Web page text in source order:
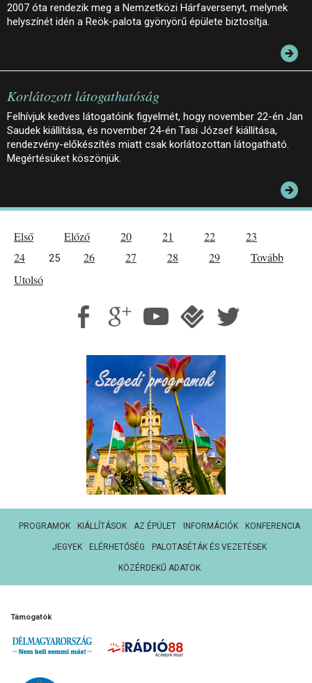
2007 óta rendezik meg a Nemzetközi Hárfaversenyt, melynek
helyszínét idén a Reök-palota gyönyörű épülete biztosítja.
Korlátozott látogathatóság
Felhívjuk kedves látogatóink figyelmét, hogy november 22-én Jan
Saudek kiállítása, és november 24-én Tasi József kiállítása,
rendezvény-előkészítés miatt csak korlátozottan látogatható.
Megértésüket köszönjük.
Első Előző 20 21 22
23
24
25 26 27 28 29
Tovább
Utolsó
PROGRAMOK KIÁLLÍTÁSOK AZ ÉPÜLET INFORMÁCIÓK KONFERENCIA
JEGYEK ELÉRHETŐSÉG PALOTASÉTÁK ÉS VEZETÉSEK
KÖZÉRDEKŰ ADATOK
Támogatók